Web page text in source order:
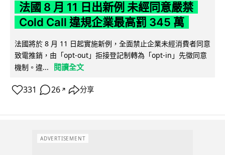
法國 8 月 11 日出新例 未經同意嚴禁
Cold Call 違規企業最高罰 345 萬
法國將於 8 月 11 日起實施新例，全面禁止企業未經消費者同意
致電推銷，由「opt-out」拒接登記制轉為「opt-in」先徵同意
機制。違...
閱讀全文
331 26 ↗ 分享
ADVERTISEMENT